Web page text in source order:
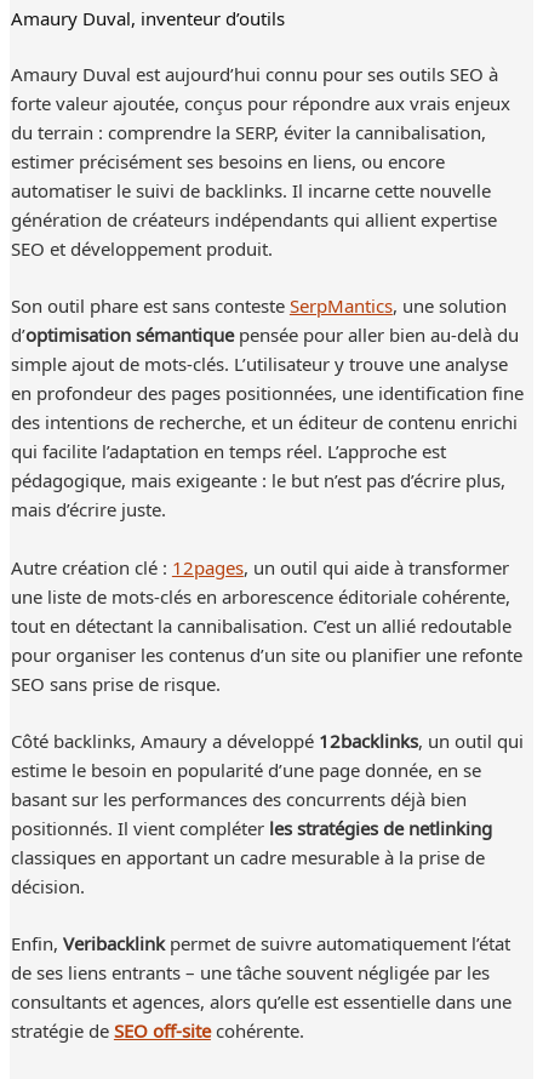
Amaury Duval, inventeur d’outils
Amaury Duval est aujourd’hui connu pour ses outils SEO à
forte valeur ajoutée, conçus pour répondre aux vrais enjeux
du terrain : comprendre la SERP, éviter la cannibalisation,
estimer précisément ses besoins en liens, ou encore
automatiser le suivi de backlinks. Il incarne cette nouvelle
génération de créateurs indépendants qui allient expertise
SEO et développement produit.
Son outil phare est sans contesteSerpMantics, une solution
d’optimisation sémantiquepensée pour aller bien au-delà du
simple ajout de mots-clés. L’utilisateur y trouve une analyse
en profondeur des pages positionnées, une identification fine
des intentions de recherche, et un éditeur de contenu enrichi
qui facilite l’adaptation en temps réel. L’approche est
pédagogique, mais exigeante : le but n’est pas d’écrire plus,
mais d’écrire juste.
Autre création clé : 12pages, un outil qui aide à transformer
une liste de mots-clés en arborescence éditoriale cohérente,
tout en détectant la cannibalisation. C’est un allié redoutable
pour organiser les contenus d’un site ou planifier une refonte
SEO sans prise de risque.
Côté backlinks, Amaury a développé12backlinks, un outil qui
estime le besoin en popularité d’une page donnée, en se
basant sur les performances des concurrents déjà bien
positionnés. Il vient compléterles stratégies de netlinking
classiques en apportant un cadre mesurable à la prise de
décision.
Enfin,Veribacklinkpermet de suivre automatiquement l’état
de ses liens entrants – une tâche souvent négligée par les
consultants et agences, alors qu’elle est essentielle dans une
stratégie deSEO off-sitecohérente.